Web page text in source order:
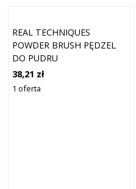
REAL TECHNIQUES
POWDER BRUSH PĘDZEL
DO PUDRU
38,21 zł
1 oferta